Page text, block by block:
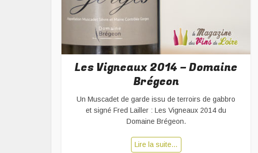
Les Vigneaux 2014 – Domaine
Brégeon
Un Muscadet de garde issu de terroirs de gabbro
et signé Fred Lailler : Les Vigneaux 2014 du
Domaine Brégeon.
Lire la suite…